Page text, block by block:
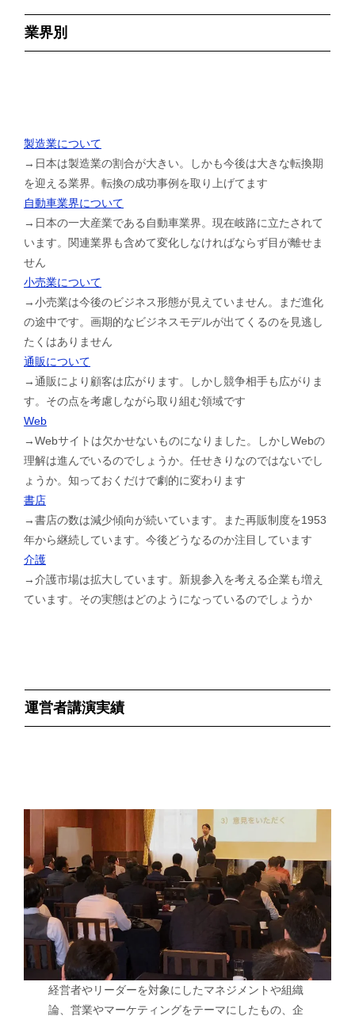
業界別
製造業について
→日本は製造業の割合が大きい。しかも今後は大きな転換期
を迎える業界。転換の成功事例を取り上げてます
自動車業界について
→日本の一大産業である自動車業界。現在岐路に立たされて
います。関連業界も含めて変化しなければならず目が離せま
せん
小売業について
→小売業は今後のビジネス形態が見えていません。まだ進化
の途中です。画期的なビジネスモデルが出てくるのを見逃し
たくはありません
通販について
→通販により顧客は広がります。しかし競争相手も広がりま
す。その点を考慮しながら取り組む領域です
Web
→Webサイトは欠かせないものになりました。しかしWebの
理解は進んでいるのでしょうか。任せきりなのではないでし
ょうか。知っておくだけで劇的に変わります
書店
→書店の数は減少傾向が続いています。また再販制度を1953
年から継続しています。今後どうなるのか注目しています
介護
→介護市場は拡大しています。新規参入を考える企業も増え
ています。その実態はどのようになっているのでしょうか
運営者講演実績
経営者やリーダーを対象にしたマネジメントや組織
論、営業やマーケティングをテーマにしたもの、企